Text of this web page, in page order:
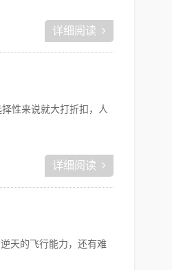
详细阅读
性来说就大打折扣，人
详细阅读
天的飞行能力，还有难